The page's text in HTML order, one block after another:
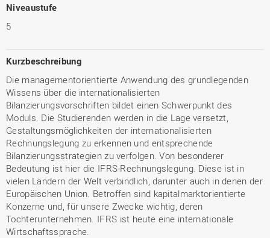
Niveaustufe
5
Kurzbeschreibung
Die managementorientierte Anwendung des grundlegenden
Wissens über die internationalisierten
Bilanzierungsvorschriften bildet einen Schwerpunkt des
Moduls. Die Studierenden werden in die Lage versetzt,
Gestaltungsmöglichkeiten der internationalisierten
Rechnungslegung zu erkennen und entsprechende
Bilanzierungsstrategien zu verfolgen. Von besonderer
Bedeutung ist hier die IFRS-Rechnungslegung. Diese ist in
vielen Ländern der Welt verbindlich, darunter auch in denen der
Europäischen Union. Betroffen sind kapitalmarktorientierte
Konzerne und, für unsere Zwecke wichtig, deren
Tochterunternehmen. IFRS ist heute eine internationale
Wirtschaftssprache.